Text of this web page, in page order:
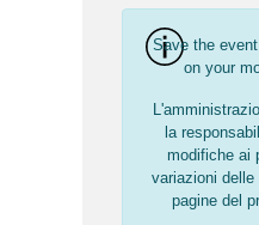
Save the
on your
la
modifiche ai
variazioni
pagine del